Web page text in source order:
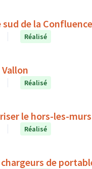
de la
Réalisé
Réalisé
le hors-les-
Réalisé
de